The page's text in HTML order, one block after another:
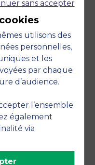
qui partagent ses
et d’égalité des
établissements
de gestion qui
la diversité et
élèves que du
une extraordinaire
par tous les
profit de
en difficultés, des
fonde toute son
sans accepter
utilisons des
personnelles,
et les
par chaque
d’audience.
l’ensemble
également
via